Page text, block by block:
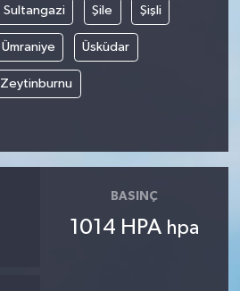
Sultangazi Şile Şişli
Ümraniye Üsküdar
Zeytinburnu
BASINÇ
1014 HPA hpa